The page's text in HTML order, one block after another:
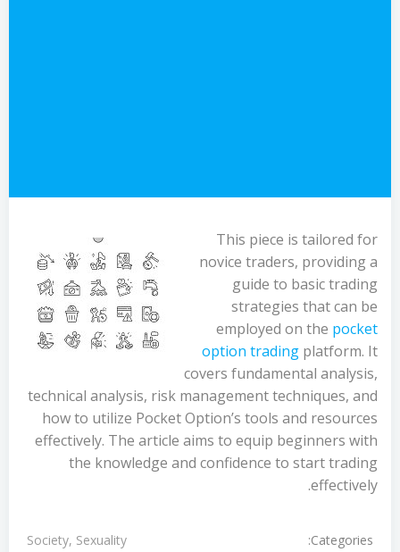
This piece is tailored for
novice traders, providing a
guide to basic trading
strategies that can be
employed on the pocket
option trading platform. It
covers fundamental analysis,
technical analysis, risk management techniques, and
how to utilize Pocket Option’s tools and resources
effectively. The article aims to equip beginners with
the knowledge and confidence to start trading
effectively.
Categories:
Society, Sexuality